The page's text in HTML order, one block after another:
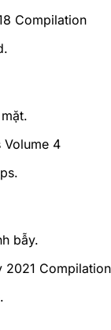
Compilation
Volume 4
bẫy.
2021 Compilation